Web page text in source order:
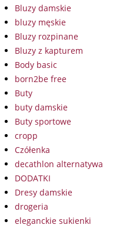
Bluzy damskie
bluzy męskie
Bluzy rozpinane
Bluzy z kapturem
Body basic
born2be free
Buty
buty damskie
Buty sportowe
cropp
Czółenka
decathlon alternatywa
DODATKI
Dresy damskie
drogeria
eleganckie sukienki